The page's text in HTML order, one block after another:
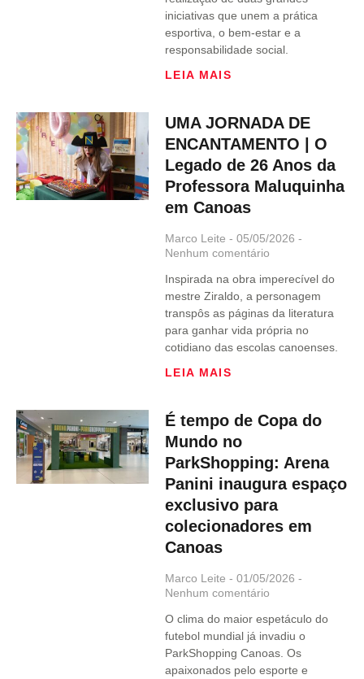
iniciativas que unem a prática
esportiva, o bem-estar e a
responsabilidade social.
LEIA MAIS
UMA JORNADA DE
ENCANTAMENTO | O
Legado de 26 Anos da
Professora Maluquinha
em Canoas
Marco Leite 05/05/2026
Nenhum comentário
Inspirada na obra imperecível do
mestre Ziraldo, a personagem
transpôs as páginas da literatura
para ganhar vida própria no
cotidiano das escolas canoenses.
LEIA MAIS
É tempo de Copa do
Mundo no
ParkShopping: Arena
Panini inaugura espaço
exclusivo para
colecionadores em
Canoas
Marco Leite 01/05/2026
Nenhum comentário
O clima do maior espetáculo do
futebol mundial já invadiu o
ParkShopping Canoas. Os
apaixonados pelo esporte e